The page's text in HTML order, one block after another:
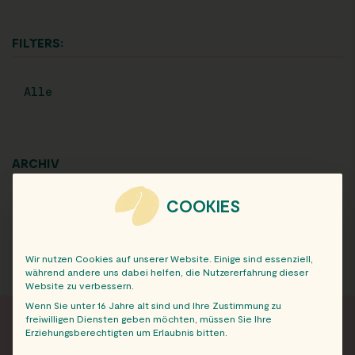
FILTERS:
Alle
ARCHIV
COOKIES
Wir nutzen Cookies auf unserer Website. Einige sind essenziell,
während andere uns dabei helfen, die Nutzererfahrung dieser
Website zu verbessern.
Wenn Sie unter 16 Jahre alt sind und Ihre Zustimmung zu
freiwilligen Diensten geben möchten, müssen Sie Ihre
Erziehungsberechtigten um Erlaubnis bitten.